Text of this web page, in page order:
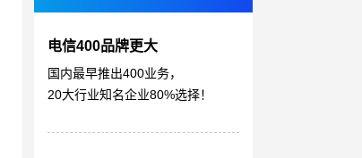
电信400品牌更大
国内最早推出400业务，
20大行业知名企业80%选择！